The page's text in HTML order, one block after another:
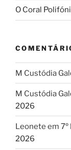
O Coral
M Custódia
M Custódia
2026
Leonete em 7º
2026